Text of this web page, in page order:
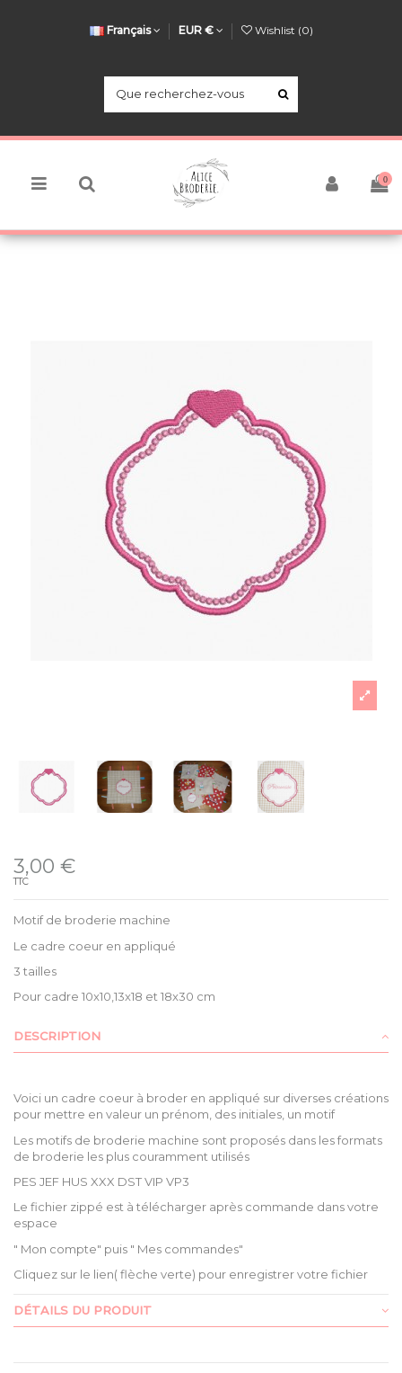
Français EUR € Wishlist (0)
0
3,00 €
TTC
Motif de broderie machine
Le cadre coeur en appliqué
3 tailles
Pour cadre 10x10,13x18 et 18x30 cm
DESCRIPTION
Voici un cadre coeur à broder en appliqué sur diverses créations
pour mettre en valeur un prénom, des initiales, un motif
Les motifs de broderie machine sont proposés dans les formats
de broderie les plus couramment utilisés
PES JEF HUS XXX DST VIP VP3
Le fichier zippé est à télécharger après commande dans votre
espace
" Mon compte" puis " Mes commandes"
Cliquez sur le lien( flèche verte) pour enregistrer votre fichier
DÉTAILS DU PRODUIT